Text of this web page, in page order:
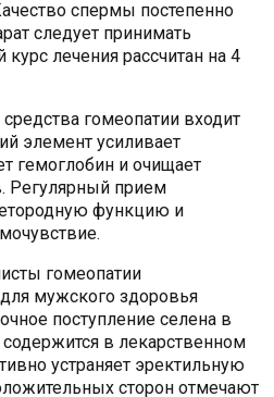
спермы постепенно
следует принимать
лечения рассчитан на 4
гомеопатии входит
элемент усиливает
гемоглобин и очищает
Регулярный прием
функцию и
гомеопатии
мужского здоровья
поступление селена в
в лекарственном
устраняет эректильную
сторон отмечают